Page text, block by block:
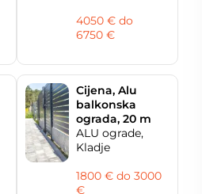
4050 € do
6750 €
Cijena, Alu
balkonska
ograda, 20 m
ALU ograde,
Kladje
1800 € do 3000
€